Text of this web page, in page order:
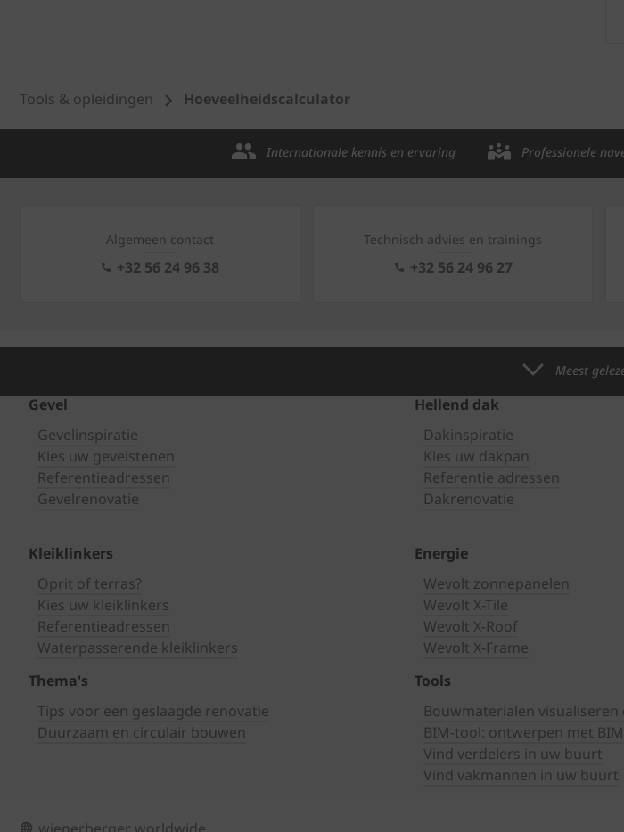
Tools & opleidingen Hoeveelheidscalculator
Internationale kennis en ervaring Professionele
Algemeen contact
+32 56 24 96 38
Technisch advies en trainings
+32 56 24 96 27
Meest
Gevel
Gevelinspiratie
Kies uw gevelstenen
Referentieadressen
Gevelrenovatie
Hellend dak
Dakinspiratie
Kies uw dakpan
Referentie adressen
Dakrenovatie
Kleiklinkers
Oprit of terras?
Kies uw kleiklinkers
Referentieadressen
Waterpasserende kleiklinkers
Energie
Wevolt zonnepanelen
Wevolt X-Tile
Wevolt X-Roof
Wevolt X-Frame
Thema's
Tips voor een geslaagde renovatie
Duurzaam en circulair bouwen
Tools
Bouwmaterialen
BIM-tool: ontwerpen met BIM
Vind verdelers in uw buurt
Vind vakmannen in uw buurt
wienerberger worldwide